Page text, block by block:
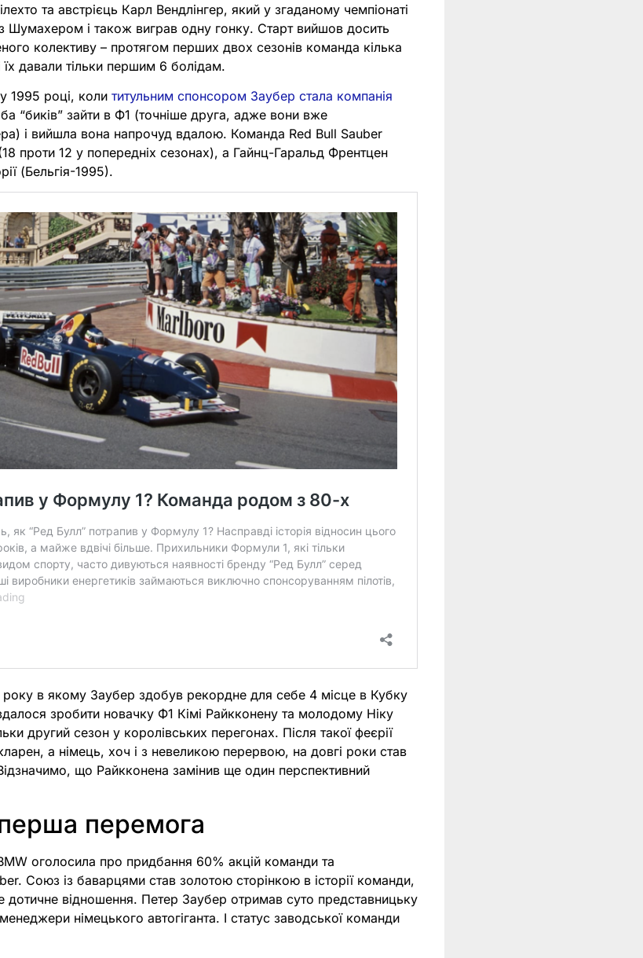
та австрієць Карл Вендлінгер, який у згаданому чемпіонаті
Шумахером і також виграв одну гонку. Старт вийшов досить
колективу – протягом перших двох сезонів команда кілька
давали тільки першим 6 болідам.
1995 році, колититульним спонсором Заубер стала компанія
“биків” зайти в Ф1 (точніше друга, адже вони вже
і вийшла вона напрочуд вдалою. Команда Red Bull Sauber
проти 12 у попередніх сезонах), а Гайнц-Гаральд Френтцен
(Бельгія-1995).
року в якому Заубер здобув рекордне для себе 4 місце в Кубку
зробити новачку Ф1 Кімі Райкконену та молодому Ніку
другий сезон у королівських перегонах. Після такої феєрії
а німець, хоч і з невеликою перервою, на довгі роки став
що Райкконена замінив ще один перспективний
перемога
оголосила про придбання 60% акцій команди та
Союз із баварцями став золотою сторінкою в історії команди,
відношення. Петер Заубер отримав суто представницьку
німецького автогіганта. І статус заводської команди